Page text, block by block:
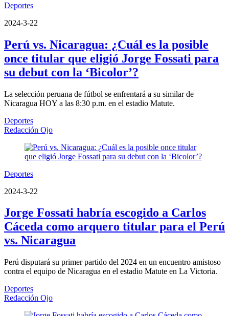
Deportes
2024-3-22
Perú vs. Nicaragua: ¿Cuál es la posible
once titular que eligió Jorge Fossati para
su debut con la ‘Bicolor’?
La selección peruana de fútbol se enfrentará a su similar de
Nicaragua HOY a las 8:30 p.m. en el estadio Matute.
Deportes
Redacción Ojo
Deportes
2024-3-22
Jorge Fossati habría escogido a Carlos
Cáceda como arquero titular para el Perú
vs. Nicaragua
Perú disputará su primer partido del 2024 en un encuentro amistoso
contra el equipo de Nicaragua en el estadio Matute en La Victoria.
Deportes
Redacción Ojo